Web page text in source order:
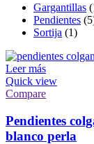
Gargantillas
Pendientes
Sortija (1)
Leer más
Quick view
Compare
Pendientes
blanco perla